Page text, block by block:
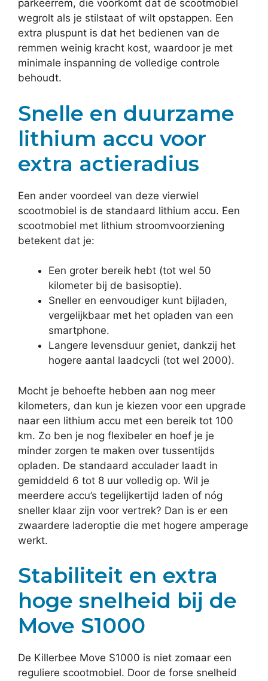
parkeerrem, die voorkomt dat de scootmobiel
wegrolt als je stilstaat of wilt opstappen. Een
extra pluspunt is dat het bedienen van de
remmen weinig kracht kost, waardoor je met
minimale inspanning de volledige controle
behoudt.
Snelle en duurzame
lithium accu voor
extra actieradius
Een ander voordeel van deze vierwiel
scootmobiel is de standaard lithium accu. Een
scootmobiel met lithium stroomvoorziening
betekent dat je:
Een groter bereik hebt (tot wel 50
kilometer bij de basisoptie).
Sneller en eenvoudiger kunt bijladen,
vergelijkbaar met het opladen van een
smartphone.
Langere levensduur geniet, dankzij het
hogere aantal laadcycli (tot wel 2000).
Mocht je behoefte hebben aan nog meer
kilometers, dan kun je kiezen voor een upgrade
naar een lithium accu met een bereik tot 100
km. Zo ben je nog flexibeler en hoef je je
minder zorgen te maken over tussentijds
opladen. De standaard acculader laadt in
gemiddeld 6 tot 8 uur volledig op. Wil je
meerdere accu’s tegelijkertijd laden of nóg
sneller klaar zijn voor vertrek? Dan is er een
zwaardere laderoptie die met hogere amperage
werkt.
Stabiliteit en extra
hoge snelheid bij de
Move S1000
De Killerbee Move S1000 is niet zomaar een
reguliere scootmobiel. Door de forse snelheid